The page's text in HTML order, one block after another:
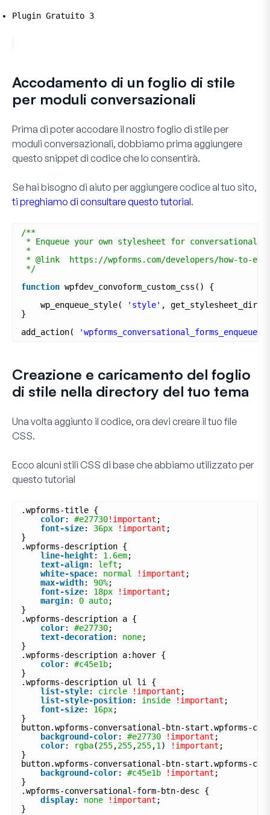
Plugin Gratuito 3
Accodamento di un foglio di stile
per moduli conversazionali
Prima di poter accodare il nostro foglio di stile per
moduli conversazionali, dobbiamo prima aggiungere
questo snippet di codice che lo consentirà.
Se hai bisogno di aiuto per aggiungere codice al tuo sito,
ti preghiamo di consultare questo tutorial.
/**
* Enqueue your own stylesheet for conversational
*
* @link  https://wpforms.com/developers/how-to-
*/
function wpfdev_convoform_custom_css() {
wp_enqueue_style(
'style' ,
}
add_action(
Creazione e caricamento del foglio
di stile nella directory del tuo tema
Una volta aggiunto il codice, ora devi creare il tuo file
CSS.
Ecco alcuni stili CSS di base che abbiamo utilizzato per
questo tutorial
.wpforms-title {
color: #e27730!important ;
font-size: 36px !important ;
}
.wpforms-description {
line-height: 1.6em;
text-align: left ;
white-space: normal !important ;
max-width: 90%;
font-size: 18px !important ;
margin: 0 auto;
}
.wpforms-description a {
color: #e27730;
text-decoration: none;
}
.wpforms-description a:hover {
color: #c45e1b;
}
.wpforms-description ul li {
list-style: circle !important ;
list-style-position: inside !important ;
font-size: 16px;
}
button.wpforms-conversational-btn-start.wpforms-
background-color: #e27730 !important ;
color: rgba(255,255,255,1 ) !important ;
}
button.wpforms-conversational-btn-start.wpforms-
background-color: #c45e1b !important ;
}
.wpforms-conversational-form-btn-desc {
display: none !important ;
}